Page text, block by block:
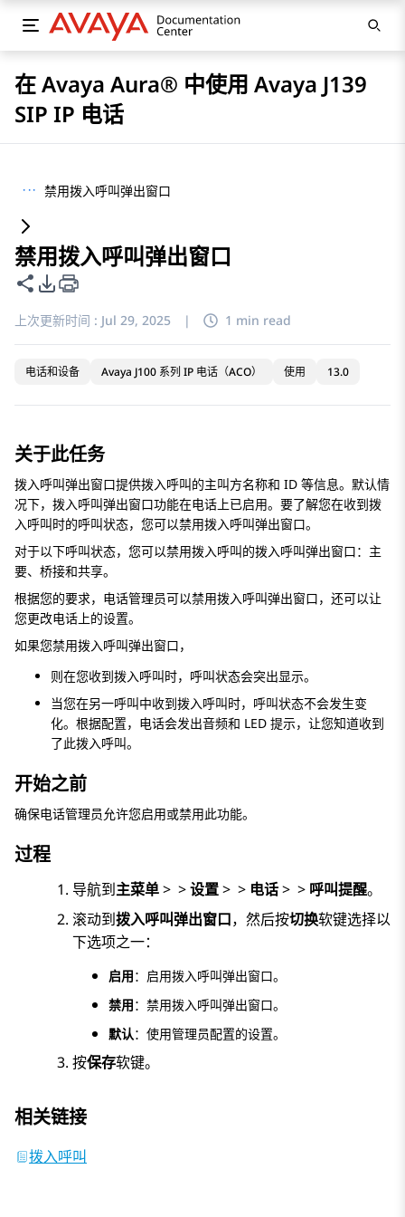
在 Avaya Aura® 中使用 Avaya J139
SIP IP 电话
··· 禁用拨入呼叫弹出窗口
禁用拨入呼叫弹出窗口
共享此页面
PDF 导出选项
上次更新时间 : Jul 29, 2025 | 1 min read
电话和设备 Avaya J100 系列 IP 电话（ACO） 使用 13.0
关于此任务
拨入呼叫弹出窗口提供拨入呼叫的主叫方名称和 ID 等信息。默认情
况下，拨入呼叫弹出窗口功能在电话上已启用。要了解您在收到拨
入呼叫时的呼叫状态，您可以禁用拨入呼叫弹出窗口。
对于以下呼叫状态，您可以禁用拨入呼叫的拨入呼叫弹出窗口：主
要、桥接和共享。
根据您的要求，电话管理员可以禁用拨入呼叫弹出窗口，还可以让
您更改电话上的设置。
如果您禁用拨入呼叫弹出窗口，
则在您收到拨入呼叫时，呼叫状态会突出显示。
当您在另一呼叫中收到拨入呼叫时，呼叫状态不会发生变
化。根据配置，电话会发出音频和 LED 提示，让您知道收到
了此拨入呼叫。
开始之前
确保电话管理员允许您启用或禁用此功能。
过程
导航到主菜单> >设置> > 电话> > 呼叫提醒。
滚动到拨入呼叫弹出窗口，然后按切换软键选择以
下选项之一：
启用：启用拨入呼叫弹出窗口。
禁用：禁用拨入呼叫弹出窗口。
默认：使用管理员配置的设置。
按保存软键。
相关链接
拨入呼叫